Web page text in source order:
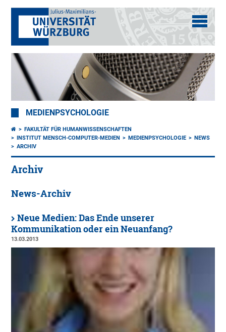
MEDIENPSYCHOLOGIE
FAKULTÄT FÜR HUMANWISSENSCHAFTEN
INSTITUT MENSCH-COMPUTER-MEDIEN
MEDIENPSYCHOLOGIE
NEWS
ARCHIV
Archiv
News-Archiv
Neue Medien: Das Ende unserer
Kommunikation oder ein Neuanfang?
13.03.2013